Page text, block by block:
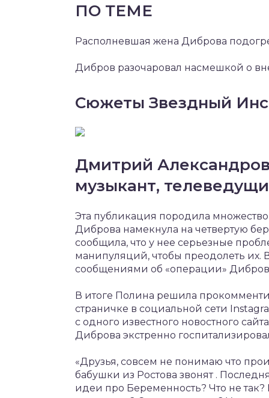
ПО ТЕМЕ
Располневшая жена Диброва
Дибров разочаровал насмешкой о
Сюжеты Звездный
Дмитрий
музыкант,
Эта публикация породила
Диброва намекнула на четвертую
сообщила, что у нее серьезные
манипуляций, чтобы преодолеть их.
сообщениями об «операции»
В итоге Полина решила
страничке в социальной сети
с одного известного новостного
Диброва экстренно
«Друзья, совсем не понимаю что
бабушки из Ростова звонят .
идеи про Беременность? Что не